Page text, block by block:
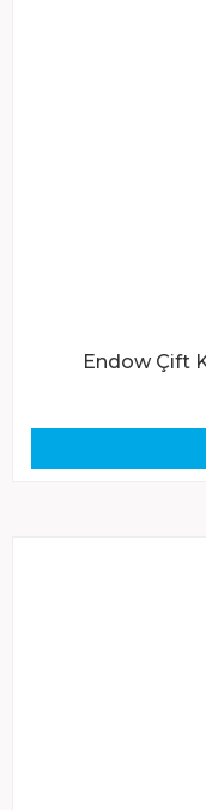
Endow Çift